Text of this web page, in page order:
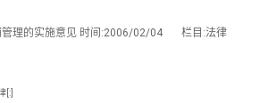
管理的实施意见 时间:2006/02/04 栏目:法律
[:]